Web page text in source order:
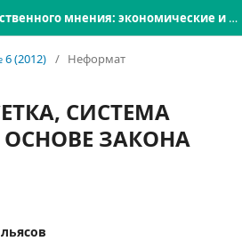
Мониторинг общественного мнения: экономические и социальные перемены
(2012) / Неформат
СИСТЕМА
ЗАКОНА